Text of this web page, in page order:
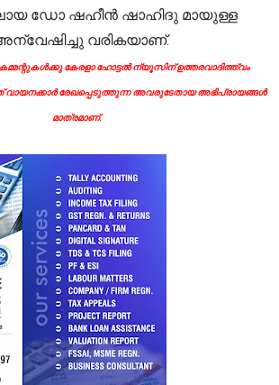
ഡോ ഷഹീൻ ഷാഹിദു മായുള്ള
വരികയാണ്.
കേരളാ ഹോട്ടൽ ന്യൂസിന് ഉത്തരവാദിത്ത്വം
വായനക്കാർ രേഖപ്പെടുത്തുന്ന അവരുടേതായ അഭിപ്രായങ്ങൾ
മാത്രമാണ്.